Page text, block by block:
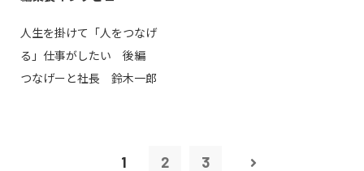
人生を掛けて「人をつなげ
る」仕事がしたい 後編
つなげーと社長 鈴木一郎
1 2 3